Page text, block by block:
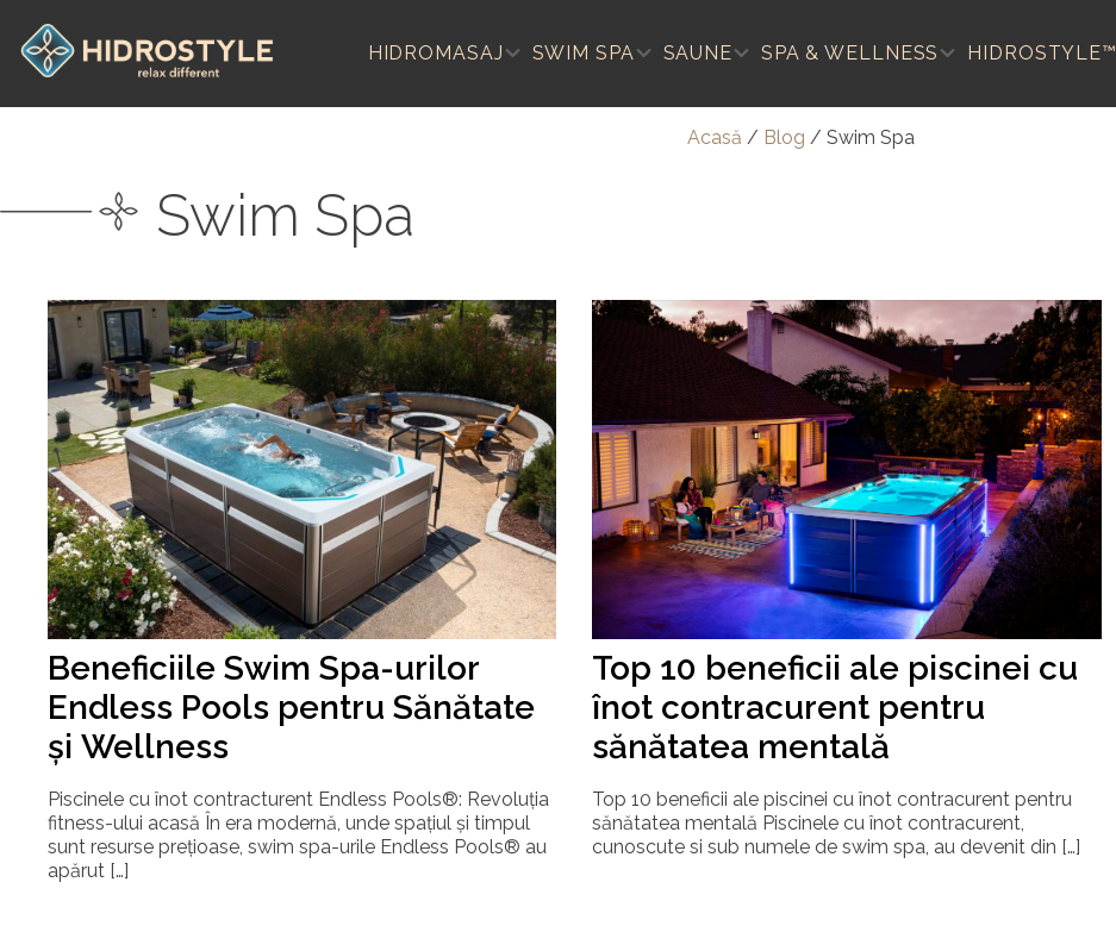
content
HIDROMASAJ SWIM SPA SAUNE SPA & WELLNESS HIDROSTYLE™
Acasă / Blog / Swim Spa
Swim Spa
Beneficiile Swim Spa-urilor
Endless Pools pentru Sănătate
și Wellness
Piscinele cu înot contracturent Endless Pools®: Revoluția
fitness-ului acasă În era modernă, unde spațiul și timpul
sunt resurse prețioase, swim spa-urile Endless Pools® au
apărut […]
Top 10 beneficii ale piscinei cu
înot contracurent pentru
sănătatea mentală
Top 10 beneficii ale piscinei cu înot contracurent pentru
sănătatea mentală Piscinele cu înot contracurent,
cunoscute si sub numele de swim spa, au devenit din […]